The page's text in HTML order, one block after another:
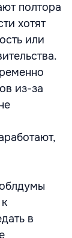
полтора
хотят
или
из-за
в